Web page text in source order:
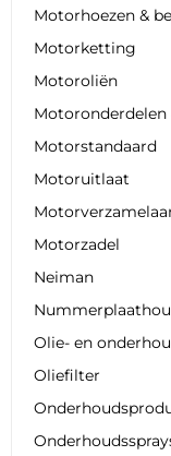
Motorhoezen &
Motorketting
Motoroliën
Motoronderdelen
Motorstandaard
Motoruitlaat
Motorzadel
Neiman
Olie- en
Oliefilter